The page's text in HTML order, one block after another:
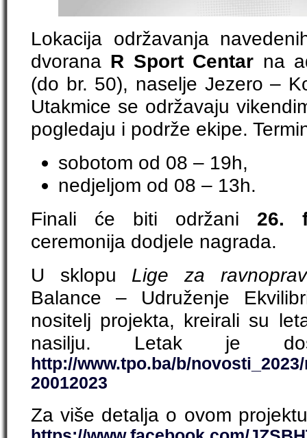
Lokacija održavanja
dvorana R Sport Centar na
(do br. 50), naselje Jezero –
Utakmice se održavaju
pogledaju i podrže ekipe.
sobotom od 08 – 19h,
nedjeljom od 08 – 13h.
Finali će biti održani 26.
ceremonija dodjele nagrada.
U sklopu Lige za
Balance – Udruženje
nositelj projekta, kreirali su
nasilju. Letak je
http://www.tpo.ba/b/
20012023
Za više detalja o ovom